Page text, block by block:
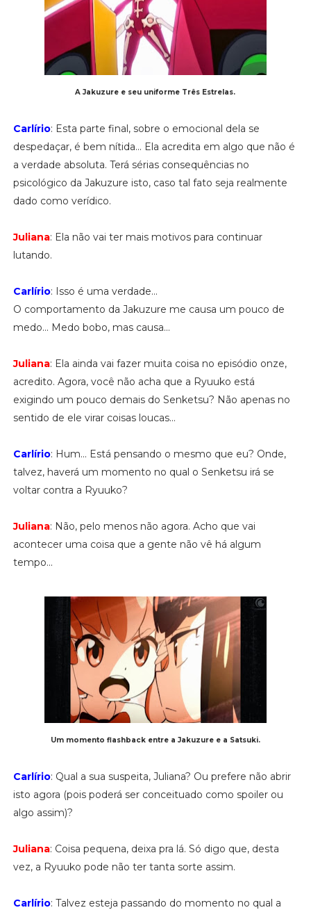
A Jakuzure e seu uniforme Três Estrelas.
Carlírio: Esta parte final, sobre o emocional dela se
despedaçar, é bem nítida... Ela acredita em algo que não é
a verdade absoluta. Terá sérias consequências no
psicológico da Jakuzure isto, caso tal fato seja realmente
dado como verídico.
Juliana: Ela não vai ter mais motivos para continuar
lutando.
Carlírio: Isso é uma verdade...
O comportamento da Jakuzure me causa um pouco de
medo... Medo bobo, mas causa...
Juliana: Ela ainda vai fazer muita coisa no episódio onze,
acredito. Agora, você não acha que a Ryuuko está
exigindo um pouco demais do Senketsu? Não apenas no
sentido de ele virar coisas loucas...
Carlírio: Hum... Está pensando o mesmo que eu? Onde,
talvez, haverá um momento no qual o Senketsu irá se
voltar contra a Ryuuko?
Juliana: Não, pelo menos não agora. Acho que vai
acontecer uma coisa que a gente não vê há algum
tempo...
Um momento flashback entre a Jakuzure e a Satsuki.
Carlírio: Qual a sua suspeita, Juliana? Ou prefere não abrir
isto agora (pois poderá ser conceituado como spoiler ou
algo assim)?
Juliana: Coisa pequena, deixa pra lá. Só digo que, desta
vez, a Ryuuko pode não ter tanta sorte assim.
Carlírio: Talvez esteja passando do momento no qual a